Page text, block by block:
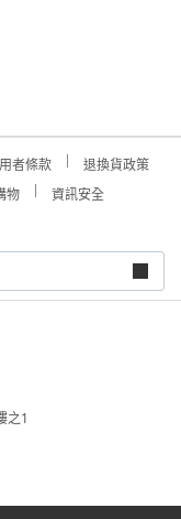
者條款
退換貨政策
物
資訊安全
之1